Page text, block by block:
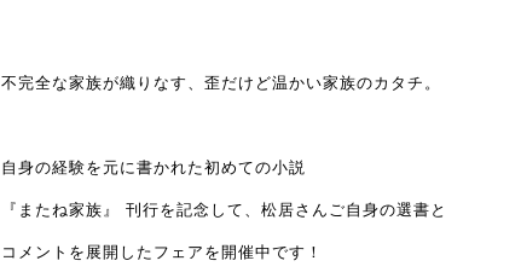
不完全な家族が織りなす、歪だけど温かい家族のカタチ。
自身の経験を元に書かれた初めての小説
『またね家族』 刊行を記念して、 松居さんご自身の選書と
コメントを展開したフェアを開催中です！